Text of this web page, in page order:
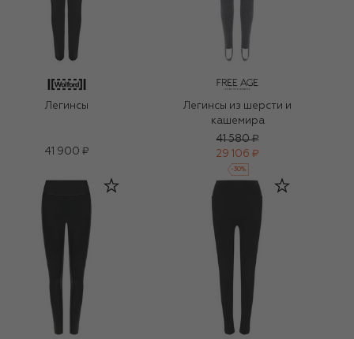
Легинсы
41 900 ₽
Легинсы из шерсти и
кашемира
41 580 ₽
29 106 ₽
-30%